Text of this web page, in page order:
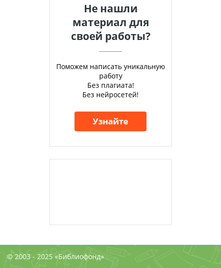
Не нашли
материал для
своей работы?
Поможем написать уникальную
работу
Без плагиата!
Без нейросетей!
Узнайте
© 2003 - 2025 «Библиофонд»